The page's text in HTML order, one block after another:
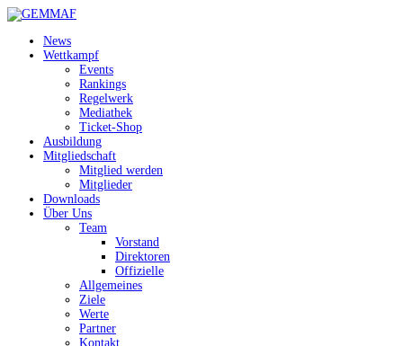
News
Wettkampf
Events
Rankings
Regelwerk
Mediathek
Ticket-Shop
Ausbildung
Mitgliedschaft
Mitglied werden
Mitglieder
Downloads
Über Uns
Team
Vorstand
Direktoren
Offizielle
Allgemeines
Ziele
Werte
Partner
Kontakt